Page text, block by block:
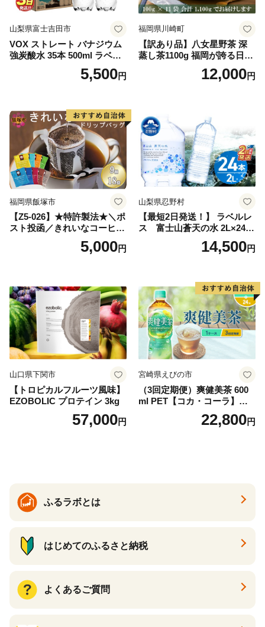
山梨県富士吉田市
VOX ストレート バナジウム
強炭酸水 35本 500ml ラベル
レス【富士吉田市限定カート
5,500円
福岡県川崎町
【訳あり品】八女星野茶 深
蒸し茶1100g 福岡が誇る日本
茶_ 訳アリ 常温 お茶 茶袋 常
備品 おちゃ ocha 茶葉 緑茶
小分け お土産 お取り寄せ グ
ルメ 福岡 九州 福岡県 国産
日本 ふかむし茶 ふかむし 家
庭用 自宅用 ちゃ りょくちゃ
ふかむしちゃ 急須 甘み 川崎
町 送料無料
12,000円
福岡県飯塚市
【Z5-026】★特許製法★＼ポ
スト投函／きれいなコーヒー
ドリップバッグ9種セット(18
袋)ゆうパケットでお届け！
5,000円
山梨県忍野村
【最短2日発送！】 ラベルレ
ス 富士山蒼天の水 2L×24本
（4ケース）※離島不可 天然
水 ミネラルウォーター 水 ペ
産 シリカ ミネラル 美容 備蓄
防災 長期保存 富士山 山梨県
忍野村
14,500円
山口県下関市
【トロピカルフルーツ風味】
EZOBOLIC プロテイン 3kg
57,000円
宮崎県えびの市
（3回定期便）爽健美茶 600
ml PET【コカ・コーラ】ペ
ットボトル 1ケース(24本) 定
期便 3回(72本) セット お茶
22,800円
ふるラボとは
はじめてのふるさと納税
よくあるご質問